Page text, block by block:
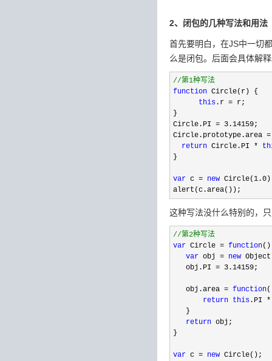
2、闭包的几种写法和用法
首先要明白，在JS中一切
么是闭包。后面会具体解
//第1种写法
function Circle(r) {
this .r = r;
}
Circle.PI = 3.14159;
Circle.prototype.area
return Circle.PI *
}
var c = new Circle(1.0
alert(c.area());
这种写法没什么特别的，
//第2种写法
var Circle = function
var obj = new
   obj.PI
= 3.14159;
   obj.area
= function
return this .PI
   }
return obj;
}
var c = new Circle();